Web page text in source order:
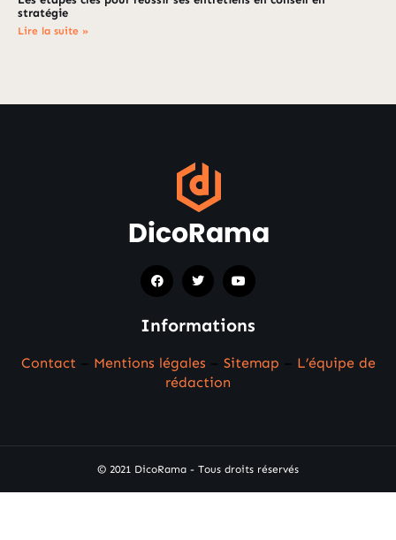
stratégie
Lire la suite »
Informations
Contact Mentions légales Sitemap
L’équipe de
rédaction
© 2021 DicoRama - Tous droits réservés